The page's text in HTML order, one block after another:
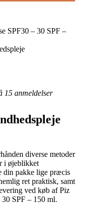
SPF30 – 30 SPF –
15 anmeldelser
diverse metoder
i øjeblikket
din pakke lige præcis
ret praktisk, samt
ved køb af Piz
SPF – 150 ml.